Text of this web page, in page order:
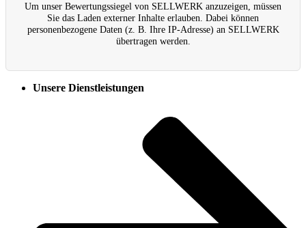
Um unser Bewertungs­siegel von SELLWERK anzuzeigen, müssen
Sie das Laden externer Inhalte erlauben. Dabei können
personenbezogene Daten (z. B. Ihre IP-Adresse) an SELLWERK
übertragen werden.
Unsere Dienstleistungen